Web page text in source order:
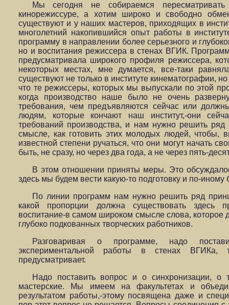
Мы сегодня не собираемся
кинорежиссуре, а хотим широко и свободно
существуют и у наших мастеров, приходящих в
многолетний накопившийся опыт работы в
программу в направлении более серьезного и
но и воспитания режиссера в стенах ВГИК.
предусматривала широкого профиля режиссера,
некоторых местах, мне думается, все-таки
существуют не только в институте кинематографии,
что те режиссеры, которых мы выпускали по этой
когда производство наше было не очень
требования, чем предъявляются сейчас или
людям, которые кончают наш институт,-они
требований производства, и нам нужно решить
смысле, как готовить этих молодых людей, чтобы,
известной степени ручаться, что они могут начать
быть, не сразу, но через два года, а не через пять-
В этом отношении приняты меры. Это
здесь мы будем вести какую-то подготовку и по-иному
По линии программ нам нужно решить ряд
какой пропорции должна существовать здесь
воспитание-в самом широком смысле слова, которое
глубоко подкованных творческих работников.
Разговаривая о программе, надо
экспериментальной работы в стенах
предусматривает.
Надо поставить вопрос и о синхронизации,
мастерские. Мы имеем на факультетах и
результатом работы,-этому посвящена даже и